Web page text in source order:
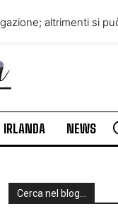
NEWS
Cerca nel blog…
altrimenti si